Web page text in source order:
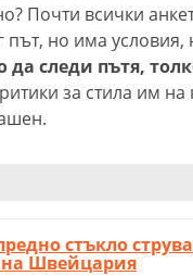
Почти всички
но има условия,
следи пътя,
за стила им на
стъкло струва
на Швейцария